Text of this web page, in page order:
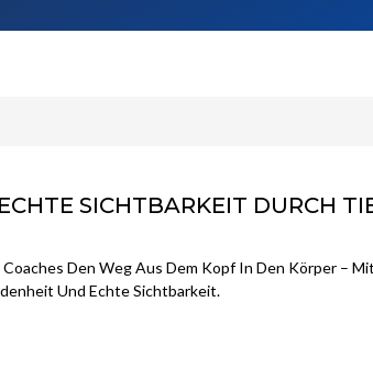
SICHTBARKEIT DURCH
Den Weg Aus Dem Kopf In Den Körper –
Und Echte Sichtbarkeit.